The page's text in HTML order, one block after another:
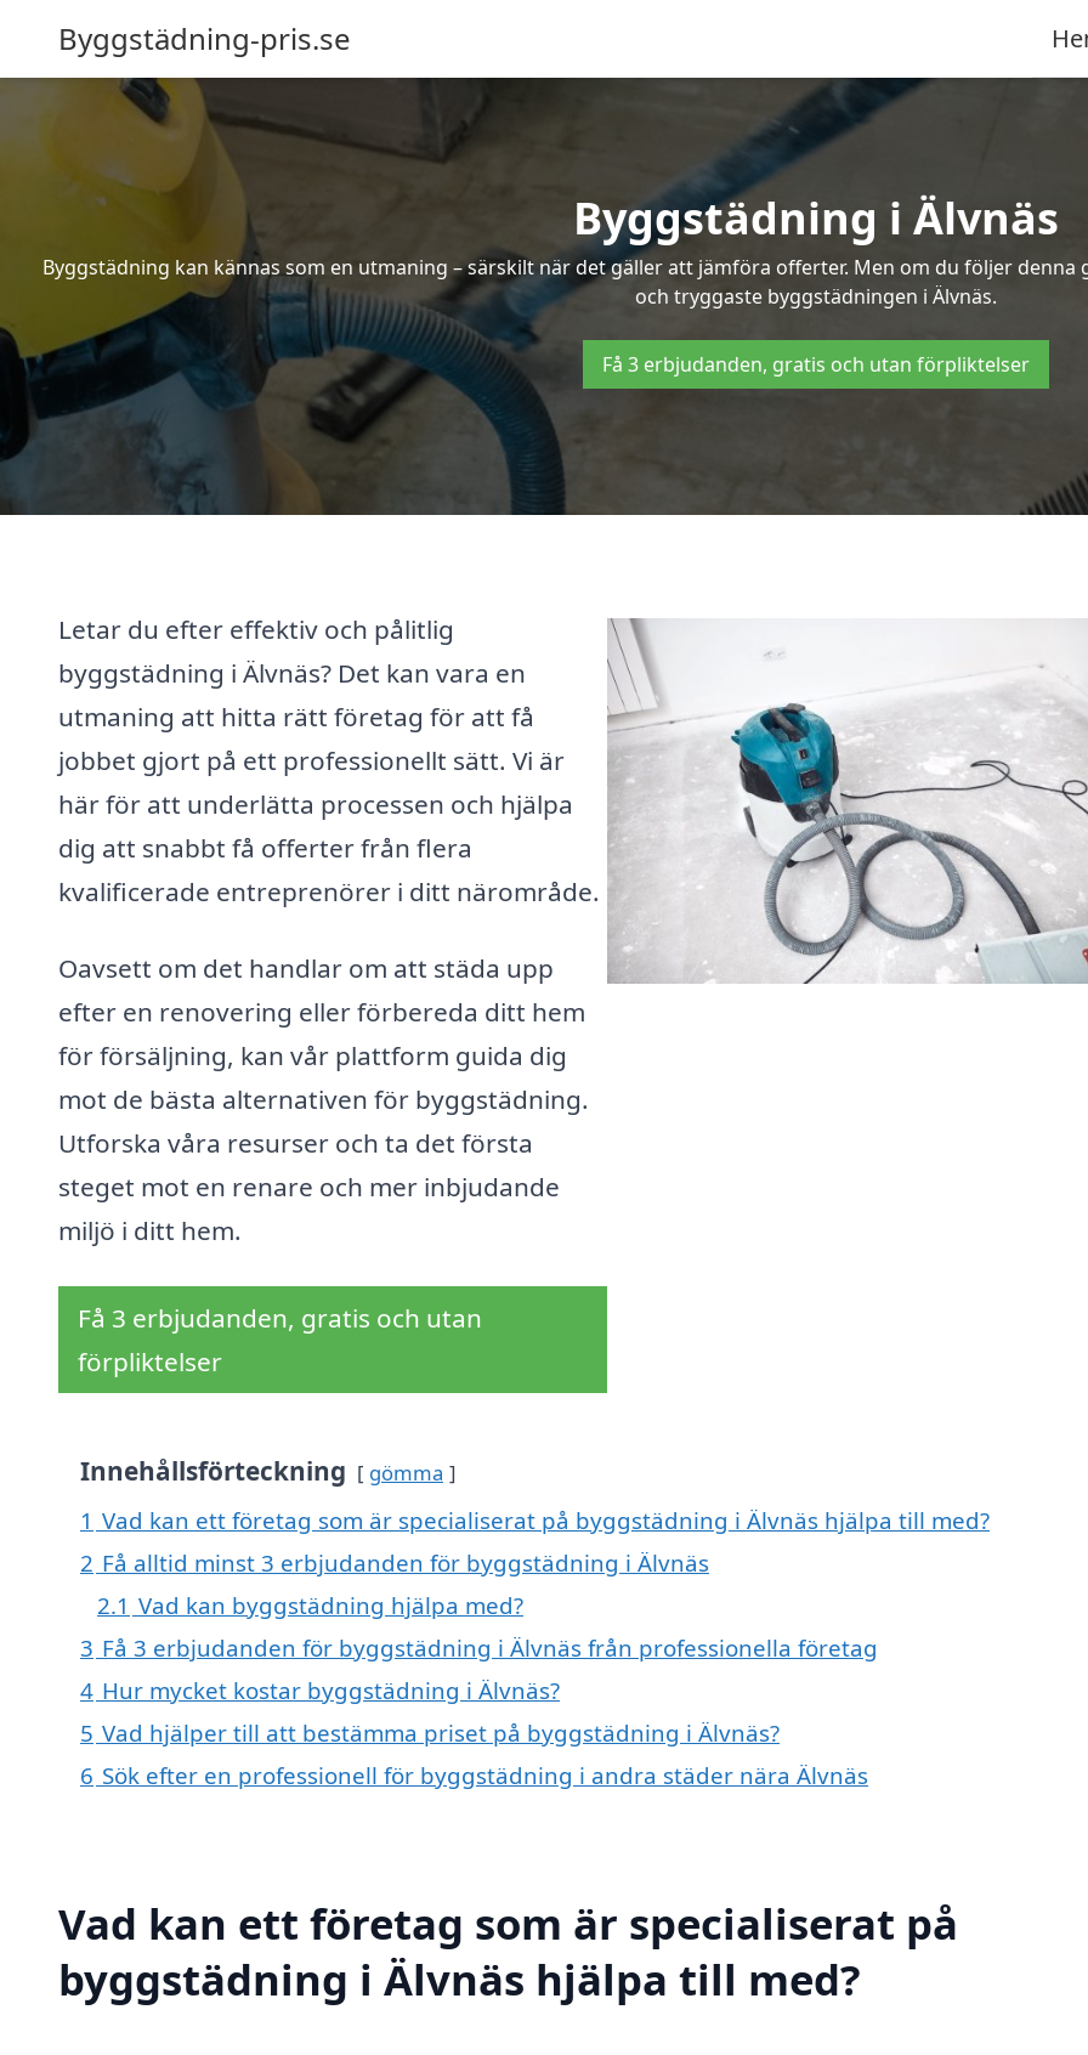
Byggstädning-pris.se
Byggstädning i Älvnäs
Byggstädning kan kännas som en utmaning – särskilt när det gäller att jämföra offerter. Men om du följer
och tryggaste byggstädningen i Älvnäs.
Få 3 erbjudanden, gratis och utan förpliktelser
Letar du efter effektiv och pålitlig
byggstädning i Älvnäs? Det kan vara en
utmaning att hitta rätt företag för att få
jobbet gjort på ett professionellt sätt. Vi är
här för att underlätta processen och hjälpa
dig att snabbt få offerter från flera
kvalificerade entreprenörer i ditt närområde.
Oavsett om det handlar om att städa upp
efter en renovering eller förbereda ditt hem
för försäljning, kan vår plattform guida dig
mot de bästa alternativen för byggstädning.
Utforska våra resurser och ta det första
steget mot en renare och mer inbjudande
miljö i ditt hem.
Få 3 erbjudanden, gratis och utan
förpliktelser
Innehållsförteckning gömma
1 Vad kan ett företag som är specialiserat på byggstädning i Älvnäs hjälpa till med?
2 Få alltid minst 3 erbjudanden för byggstädning i Älvnäs
2.1 Vad kan byggstädning hjälpa med?
3 Få 3 erbjudanden för byggstädning i Älvnäs från professionella företag
4 Hur mycket kostar byggstädning i Älvnäs?
5 Vad hjälper till att bestämma priset på byggstädning i Älvnäs?
6 Sök efter en professionell för byggstädning i andra städer nära Älvnäs
Vad kan ett företag som är specialiserat på
byggstädning i Älvnäs hjälpa till med?